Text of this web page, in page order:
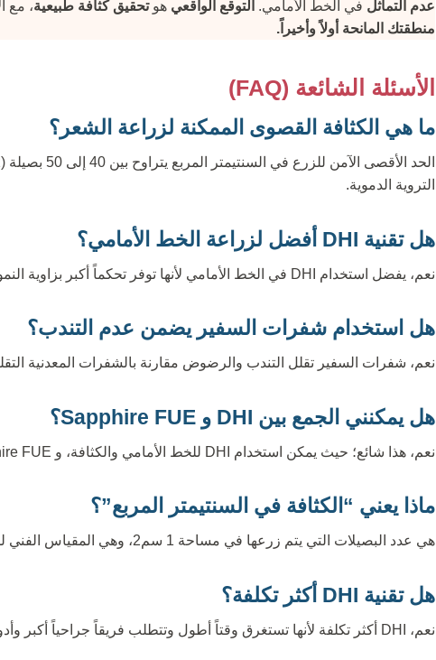
عدم التماثل في الخط الأمامي. التوقع الواقعي هوتحقيق كثافة طبيعية، مع
منطقتك المانحة أولاً وأخيراً.
الأسئلة الشائعة (FAQ)
ما هي الكثافة القصوى الممكنة لزراعة الشعر؟
التروية الدموية.
هل تقنية DHI أفضل لزراعة الخط الأمامي؟
نعم، يفضل استخدام DHI في الخط الأمامي لأنها توفر تحكماً أكبر بزاوية النمو واتجاه الشعر للحصول على مظهر طبيعي جداً.
هل استخدام شفرات السفير يضمن عدم التندب؟
نعم، شفرات السفير تقلل التندب والرضوض مقارنة بالشفرات المعدنية
هل يمكنني الجمع بين DHI و Sapphire FUE؟
نعم، هذا شائع؛ حيث يمكن استخدام DHI للخط الأمامي والكثافة، و Sapphire FUE لفتح القنوات في مناطق التاج الواسعة.
ماذا يعني “الكثافة في السنتيمتر المربع”؟
هي عدد البصيلات التي يتم زرعها في مساحة 1 سم2، وهي المقياس الفني لدقة عملية الزرع.
هل تقنية DHI أكثر تكلفة؟
نعم، DHI أكثر تكلفة لأنها تستغرق وقتاً أطول وتتطلب فريقاً جراحياً أكبر وأدوات (أقلام تشوي) خاصة.